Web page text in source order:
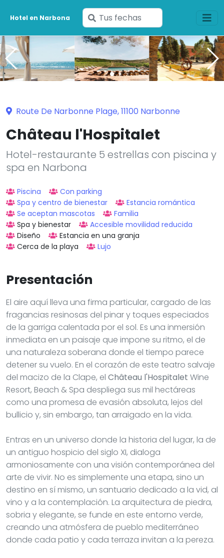
Hotel en Narbona
Ingresa
tus
fechas
Route De Narbonne Plage, 11100 Narbonne
Château l'Hospitalet
Hotel-restaurante 5 estrellas con piscina y
spa en Narbona
Piscina
Con parking
Spa y centro de bienestar
Estancia romántica
Se aceptan mascotas
Familia
Spa y bienestar
Accesible movilidad reducida
Diseño
Estancia en una granja
Cerca de la playa
Lujo
Presentación
El aire aquí lleva una firma particular, cargado de las
fragancias resinosas del pinar y toques especiados
de la garriga calentada por el sol. Es una inmersión
inmediata en un paisaje que impone su ritmo, el de
una naturaleza soberana donde el tiempo parece
detener su vuelo. En el corazón de este teatro salvaje
del macizo de la Clape, el Château l'Hospitalet Wine
Resort, Beach & Spa despliega sus mil hectáreas
como una promesa de evasión absoluta, lejos del
bullicio y, sin embargo, tan arraigado en la vida.
Entras en un universo donde la historia del lugar, la de
un antiguo hospicio del siglo XI, dialoga
armoniosamente con una visión contemporánea del
arte de vivir. No es simplemente una etapa, sino un
destino en sí mismo, un santuario dedicado a la vid, al
vino y a la contemplación. La arquitectura de piedra,
sobria y elegante, se funde en este entorno verde,
creando una atmósfera de pueblo mediterráneo
donde cada patio y cada terraza invitan a la pereza.